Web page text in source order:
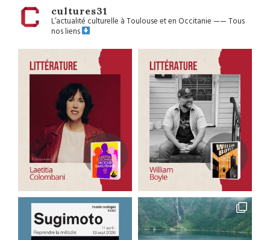
cultures31
L’actualité culturelle à Toulouse et en Occitanie——Tous
nos liens